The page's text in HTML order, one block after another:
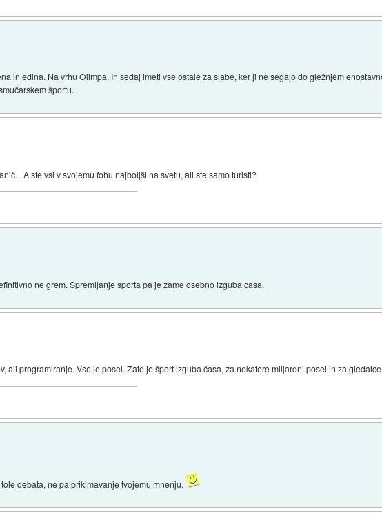
in edina. Na vrhu Olimpa. In sedaj imeti vse ostale za slabe, ker ji ne segajo do gležnjem
športu.
A ste vsi v svojemu fohu najboljši na svetu, ali ste samo turisti?
ne grem. Spremljanje sporta pa jezame osebnoizguba casa.
ali programiranje. Vse je posel. Zate je šport izguba časa, za nekatere miljardni posel in za
debata, ne pa prikimavanje tvojemu mnenju.